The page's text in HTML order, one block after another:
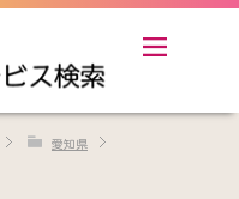
愛知県